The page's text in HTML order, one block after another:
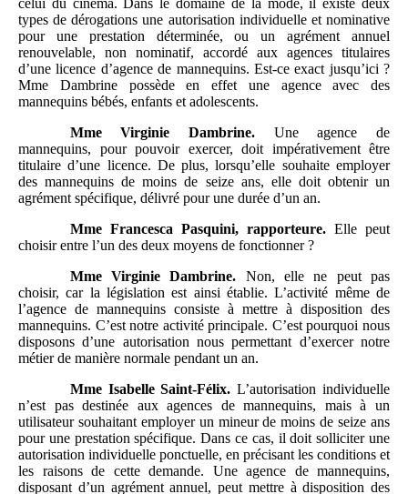
types de dérogations une autorisation individuelle et nominative
pour une prestation déterminée, ou un agrément annuel
renouvelable, non nominatif, accordé aux agences titulaires
d’une licence d’agence de mannequins. Est-ce exact jusqu’ici ?
Mme Dambrine possède en effet une agence avec des
mannequins bébés, enfants et adolescents.
Mme
Virginie Dambrine. Une agence de
mannequins, pour pouvoir exercer, doit impérativement être
titulaire d’une licence. De plus, lorsqu’elle souhaite employer
des mannequins de moins de seize ans, elle doit obtenir un
agrément spécifique, délivré pour une durée d’un an.
Mme Francesca Pasquini, rapporteure.Elle peut
choisir entre l’un des deux moyens de fonctionner ?
Mme
Virginie Dambrine. Non, elle ne peut pas
choisir, car la législation est ainsi établie. L’activité même de
l’agence de mannequins consiste à mettre à disposition des
mannequins. C’est notre activité principale. C’est pourquoi nous
disposons d’une autorisation nous permettant d’exercer notre
métier de manière normale pendant un an.
Mme Isabelle Saint-Félix. L’autorisation individuelle
n’est pas destinée aux agences de mannequins, mais à un
utilisateur souhaitant employer un mineur de moins de seize ans
pour une prestation spécifique. Dans ce cas, il doit solliciter une
autorisation individuelle ponctuelle, en précisant les conditions et
les raisons de cette demande. Une agence de mannequins,
disposant d’un agrément annuel, peut mettre à disposition des